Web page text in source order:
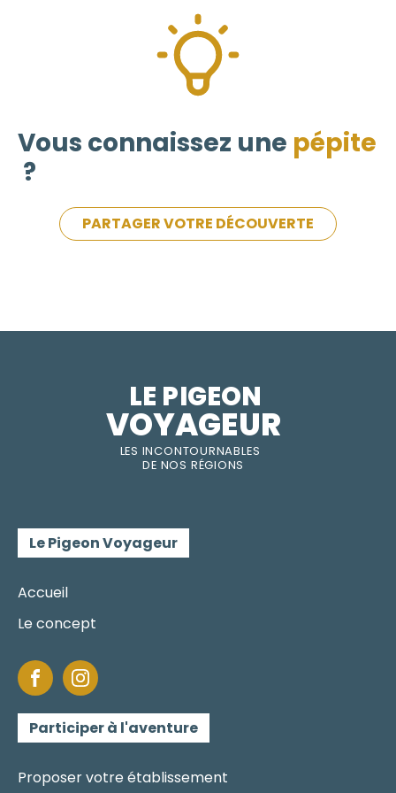
Vous connaissez une pépite
?
PARTAGER VOTRE DÉCOUVERTE
LES INCONTOURNABLES
DE NOS RÉGIONS
LE PIGEON
VOYAGEUR
Le Pigeon Voyageur
Accueil
Le concept
Participer à l'aventure
Proposer votre établissement